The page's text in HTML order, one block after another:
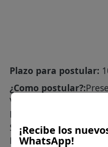
Plazo para postular:
¿Como postular?:
Vitae documentado en
Municipalidad ubicada
Secretaría General,
Municipalidad Distrital
¡Recibe los
WhatsApp!